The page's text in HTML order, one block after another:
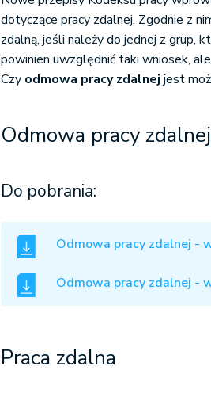
dotyczące pracy zdalnej. Zgodnie z
zdalną, jeśli należy do jednej z grup,
powinien uwzględnić taki wniosek,
Czy odmowa pracy zdalnej jest
Odmowa pracy
Do pobrania:
Odmowa pracy zdalnej -
Odmowa pracy zdalnej -
Praca zdalna